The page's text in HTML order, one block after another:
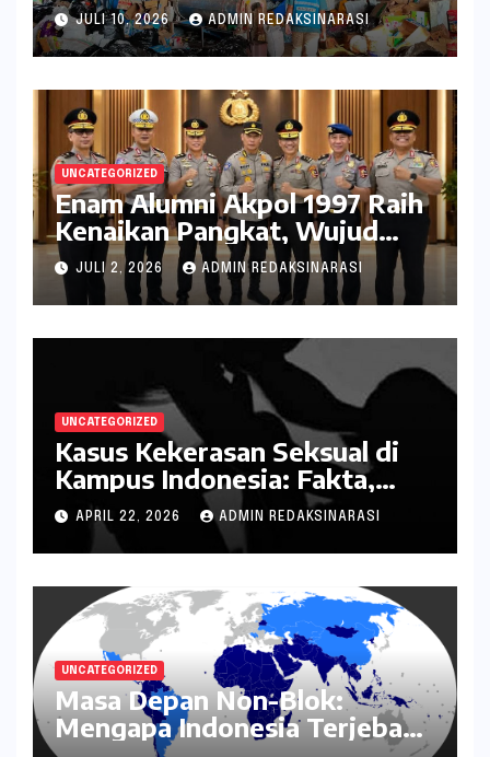
Sampah Kini Bernilai Ekonomi
dan Lingkungan
JULI 10, 2026 ADMIN REDAKSINARASI
UNCATEGORIZED
Enam Alumni Akpol 1997 Raih
Kenaikan Pangkat, Wujud
Penghargaan atas Pengabdian
kepada Negara
JULI 2, 2026 ADMIN REDAKSINARASI
UNCATEGORIZED
Kasus Kekerasan Seksual di
Kampus Indonesia: Fakta,
Pola Berulang, dan Tantangan
Penanganannya
APRIL 22, 2026 ADMIN REDAKSINARASI
UNCATEGORIZED
Masa Depan Non-Blok:
Mengapa Indonesia Terjebak